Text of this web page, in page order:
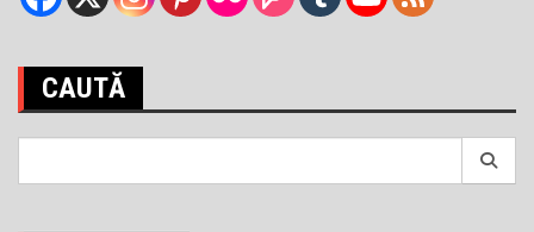
CAUTĂ